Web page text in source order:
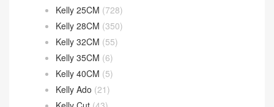
Kelly 25CM (728)
Kelly 28CM (350)
Kelly 32CM (55)
Kelly 35CM (6)
Kelly 40CM (5)
Kelly Ado (21)